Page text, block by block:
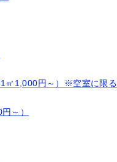
㎡1,000円～）※空室に限る
～）